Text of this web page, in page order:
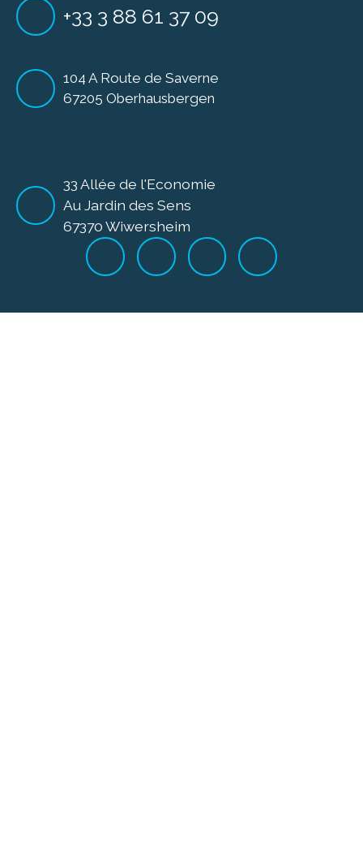
+33 3 88 61 37 09
104 A Route de Saverne
67205 Oberhausbergen
33 Allée de l'Economie
Au Jardin des Sens
67370 Wiwersheim